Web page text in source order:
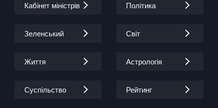
Кабінет міністрів Політика
Зеленський Світ
Життя Астрологія
Суспільство Рейтинг